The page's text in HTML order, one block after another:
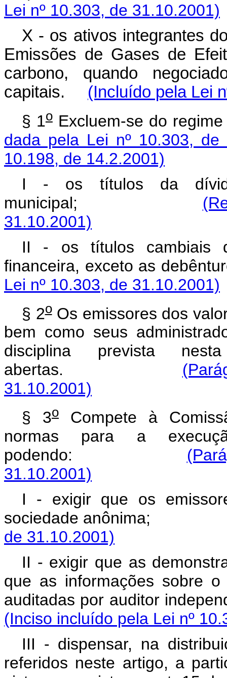
Lei nº 10.303, de 31.10.2001)
X - os ativos integrantes
Emissões de Gases de
carbono, quando
capitais. (Incluído pela Lei
§ 1oExcluem-se
dada pela Lei nº 10.303, de
10.198, de 14.2.2001)
I - os títulos da
municipal;
31.10.2001)
II - os títulos cambiais
financeira, exceto as
Lei nº 10.303, de 31.10.2001)
§ 2oOs emissores dos
bem como seus
disciplina prevista
abertas.
31.10.2001)
§ 3o Compete à
normas para a
podendo:
31.10.2001)
I - exigir que os
sociedade
de 31.10.2001)
II - exigir que as
que as informações sobre
auditadas por auditor
(Inciso incluído pela Lei nº
III - dispensar, na
referidos neste artigo, a